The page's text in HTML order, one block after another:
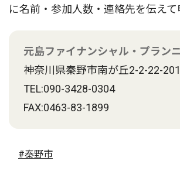
に名前・参加人数・連絡先を伝えて
元島ファイナンシャル・プラン
神奈川県秦野市南が丘2-2-22-201
TEL:090-3428-0304
FAX:0463-83-1899
#秦野市